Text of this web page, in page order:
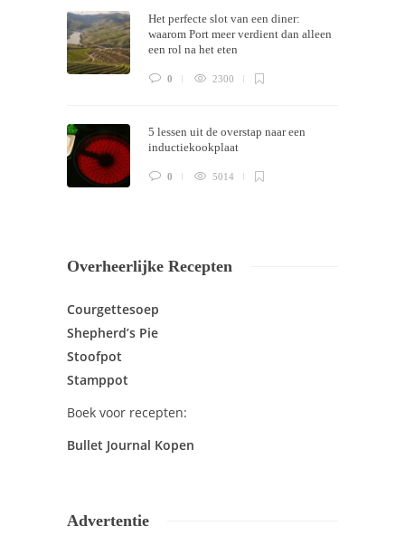
Het perfecte slot van een diner:
waarom Port meer verdient dan alleen
een rol na het eten
0 2300
5 lessen uit de overstap naar een
inductiekookplaat
0 5014
Overheerlijke Recepten
Courgettesoep
Shepherd’s Pie
Stoofpot
Stamppot
Boek voor recepten:
Bullet Journal Kopen
Advertentie